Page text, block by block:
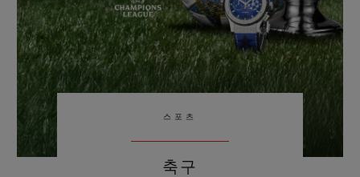
스포츠
축구